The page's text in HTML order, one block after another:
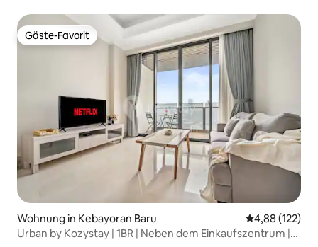
Gäste-Favorit
Gäste-Favorit
Wohnung in Kebayoran Baru
4,88 (122)
Urban by Kozystay | 1BR | Neben dem Einkaufszentrum |